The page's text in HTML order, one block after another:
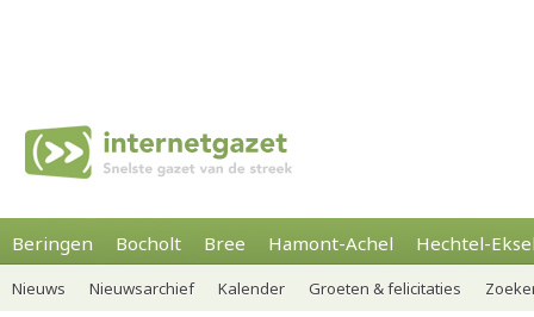
Beringen Bocholt Bree Hamont-Achel Hechtel-
Nieuws Nieuwsarchief Kalender Groeten & felicitaties